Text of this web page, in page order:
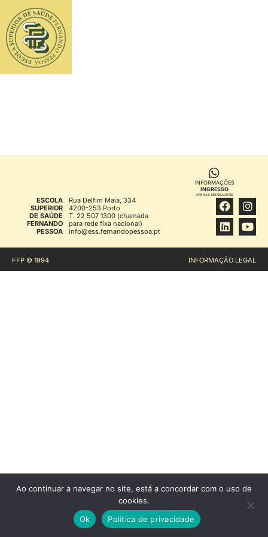
ESCOLA
SUPERIOR
DE SAÚDE
FERNANDO
PESSOA
Rua Delfim Maia, 334
4200-253 Porto
T. 22 507 1300 (chamada
para rede fixa nacional)
info@ess.fernandopessoa.pt
INFORMAÇÕES
INGRESSO
APENAS MENSAGENS
FFP © 1994 INFORMAÇÃO LEGAL
Ao continuar a navegar no site, está a concordar com o uso de
cookies.
Ok
Politica de privacidade